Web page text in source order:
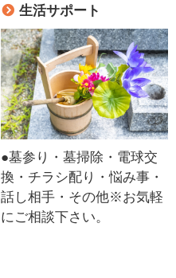
生活サポート
●墓参り・墓掃除・電球交
換・チラシ配り・悩み事・
話し相手・その他※お気軽
にご相談下さい。